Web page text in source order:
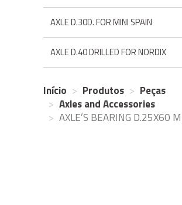
AXLE D.30D. FOR MINI SPAIN
AXLE D.40 DRILLED FOR NORDIX
Início Produtos
Peças
Axles and Accessories
AXLE’S BEARING D.25X60